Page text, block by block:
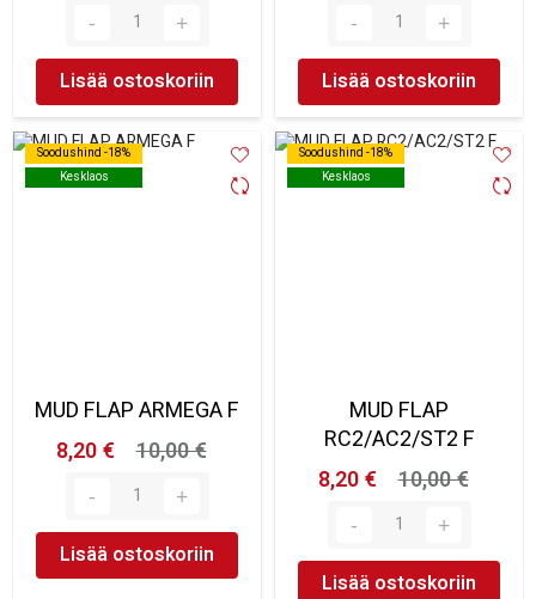
Lisää ostoskoriin Lisää ostoskoriin
Soodushind -18%
Kesklaos
Soodushind -18%
Kesklaos
MUD FLAP ARMEGA F
8,20 €
10,00 €
Lisää ostoskoriin
Soodushind -18%
Kesklaos
Soodushind -18%
Kesklaos
MUD FLAP
RC2/AC2/ST2 F
8,20 €
10,00 €
Lisää ostoskoriin